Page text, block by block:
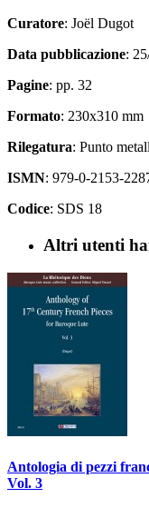
Curatore: Joël Dugot
Data pubblicazione:
Pagine: pp. 32
Formato: 230x310 mm
Rilegatura: Punto
ISMN: 979-0-2153-
Codice: SDS 18
Altri utenti
Antologia di pezzi
Vol. 3